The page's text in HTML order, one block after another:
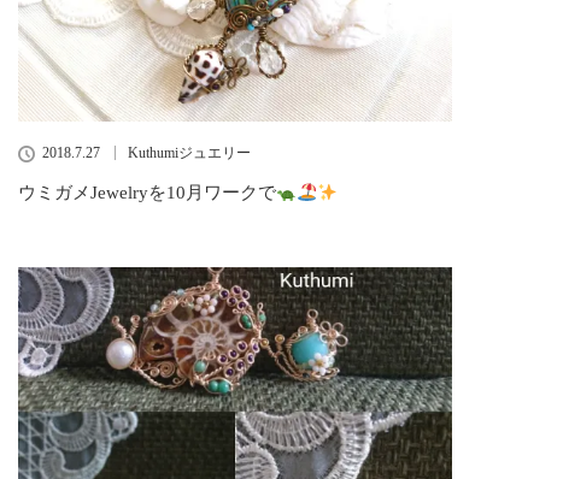
2018.7.27 Kuthumiジュエリー
ウミガメJewelryを10月ワークで